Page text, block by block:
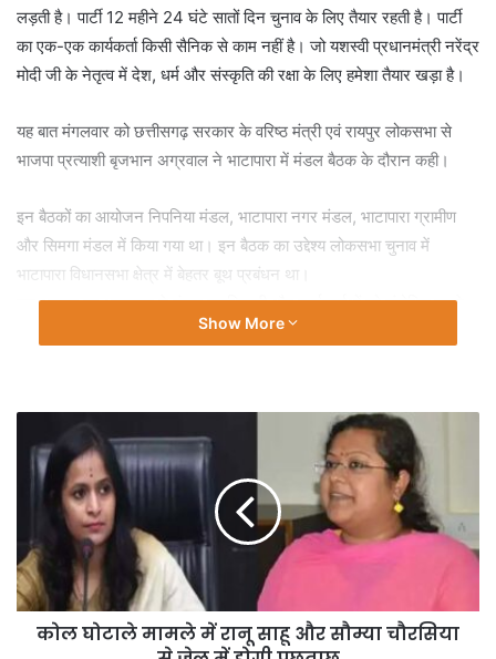
लड़ती है। पार्टी 12 महीने 24 घंटे सातों दिन चुनाव के लिए तैयार रहती है। पार्टी
का एक-एक कार्यकर्ता किसी सैनिक से काम नहीं है। जो यशस्वी प्रधानमंत्री नरेंद्र
मोदी जी के नेतृत्व में देश, धर्म और संस्कृति की रक्षा के लिए हमेशा तैयार खड़ा है।
यह बात मंगलवार को छत्तीसगढ़ सरकार के वरिष्ठ मंत्री एवं रायपुर लोकसभा से
भाजपा प्रत्याशी बृजभान अग्रवाल ने भाटापारा में मंडल बैठक के दौरान कही।
इन बैठकों का आयोजन निपनिया मंडल, भाटापारा नगर मंडल, भाटापारा ग्रामीण
और सिमगा मंडल में किया गया था। इन बैठक का उद्देश्य लोकसभा चुनाव में
भाटापारा विधानसभा क्षेत्र में बेहतर बूथ प्रबंधन था।
इस अवसर पर अग्रवाल ने मंडल पदाधिकारी और कार्यकर्ताओं को संबोधित करते
हुए कहा कि भाजपा का एक-एक कार्यकर्ता किसी सैनिक से कम नहीं है जो केवल
तक मुख्य मुद्दा नाली, सड़क, बिजली और पानी का होता था।
लेकिन पिछले 10 सालों में नरेंद्र मोदी ने देश की दशा और दिशा दोनों बदल दी हैं।
आज ग्रामीण इलाकों तक में गरीबों को पक्के मकान, नल जल योजना से जल, 24
घंटे बिजली मिल रही है। जिससे ग्रामीण इलाकों के बच्चों को शिक्षा के लिए बेहतर
माहौल मिल रहा है।
अग्रवाल ने कार्यकर्ताओं को संबोधित करते हुए कहा कि आज स्वतंत्र भारत के
इतिहास में पहली बार हुआ है कि हमारी महिलाओं को आत्म सम्मान के साथ ही उनको
Show More
कोल घोटाले मामले में रानू साहू और सौम्या चौरसिया